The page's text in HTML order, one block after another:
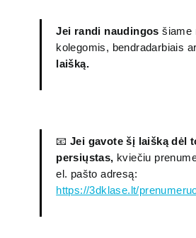
Jei randi naudingos šiame
kolegomis, bendradarbiais
laišką.
📧Jei gavote šį laišką dėl
persiųstas, kviečiu
el. pašto adresą:
https://3dklase.lt/